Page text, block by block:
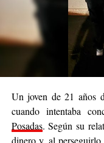
Un joven de 21 años
cuando intentaba
Posadas. Según su
dinero y, al